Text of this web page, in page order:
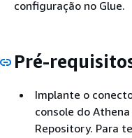
configuração no Glue.
Pré-
Implante o
console do
Repository. Para